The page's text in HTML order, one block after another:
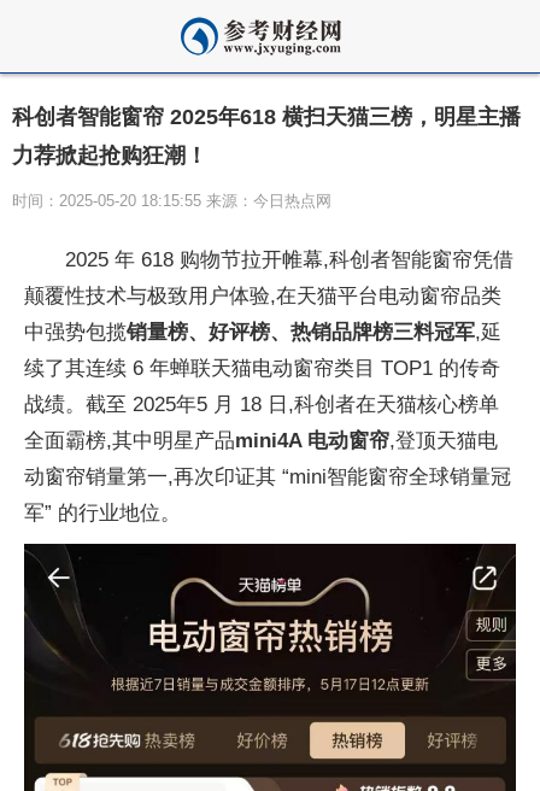
科创者智能窗帘 2025年618 横扫天猫三榜，明星主播
力荐掀起抢购狂潮！
时间：2025-05-20 18:15:55 来源：今日热点网
2025 年 618 购物节拉开帷幕,科创者智能窗帘凭借
颠覆性技术与极致用户体验,在天猫平台电动窗帘品类
中强势包揽销量榜、好评榜、热销品牌榜三料冠军,延
续了其连续 6 年蝉联天猫电动窗帘类目 TOP1 的传奇
战绩。截至 2025年5 月 18 日,科创者在天猫核心榜单
全面霸榜,其中明星产品mini4A 电动窗帘,登顶天猫电
动窗帘销量第一,再次印证其 “mini智能窗帘全球销量冠
军” 的行业地位。